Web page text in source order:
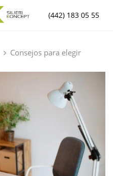
(442) 183 05 55
Consejos para elegir